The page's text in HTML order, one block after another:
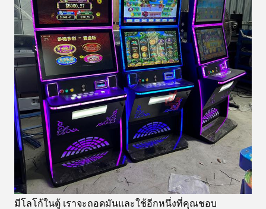
มีโลโก้ในตู้ เราจะถอดมันและใช้อีกหนึ่งที่คุณชอบ